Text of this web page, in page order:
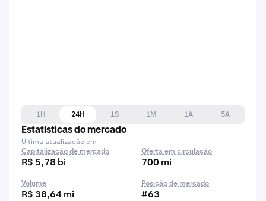
1H 24H 1S 1M 1A
5A
Estatísticas do mercado
Última atualização em
Capitalização de mercado
R$ 5,78 bi
Oferta em circulação
700 mi
Volume
R$ 38,64 mi
Posição de mercado
#63